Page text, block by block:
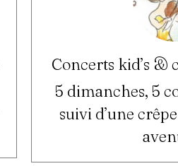
Concerts kid’s &
5 dimanches, 5
suivi d’une